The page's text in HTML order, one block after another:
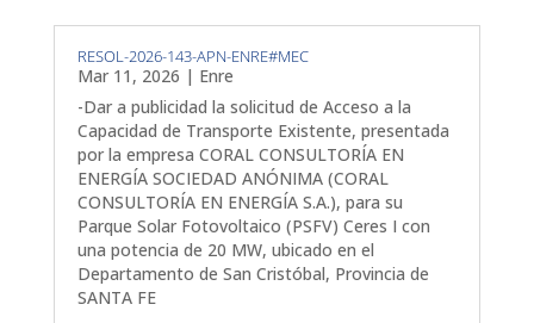
RESOL-2026-143-APN-ENRE#MEC
Mar 11, 2026 | Enre
-Dar a publicidad la solicitud de Acceso a la
Capacidad de Transporte Existente, presentada
por la empresa CORAL CONSULTORÍA EN
ENERGÍA SOCIEDAD ANÓNIMA (CORAL
CONSULTORÍA EN ENERGÍA S.A.), para su
Parque Solar Fotovoltaico (PSFV) Ceres I con
una potencia de 20 MW, ubicado en el
Departamento de San Cristóbal, Provincia de
SANTA FE